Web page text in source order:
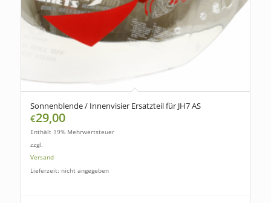
Sonnenblende / Innenvisier Ersatzteil für JH7 AS
€29,00
Enthält 19% Mehrwertsteuer
zzgl.
Versand
Lieferzeit: nicht angegeben